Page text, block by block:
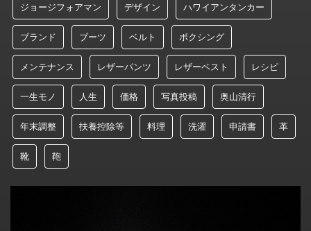
ジョージフォアマン デザイン ハワイアンタンカー
ブランド ブーツ ベルト ボクシング
メンテナンス レザーパンツ レザーベスト レシピ
一生モノ 人生 価格 写真投稿 奥山清行
年末調整 扶養控除等 料理 洗濯 申請書 革
靴 鞄